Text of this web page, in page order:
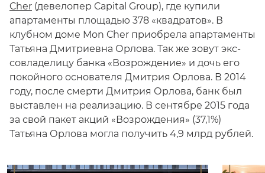
Cher (девелопер Capital Group), где купили
апартаменты площадью 378 «квадратов». В
клубном доме Mon Cher приобрела апартаменты
Татьяна Дмитриевна Орлова. Так же зовут экс-
совладелицу банка «Возрождение» и дочь его
покойного основателя Дмитрия Орлова. В 2014
году, после смерти Дмитрия Орлова, банк был
выставлен на реализацию. В сентябре 2015 года
за свой пакет акций «Возрождения» (37,1%)
Татьяна Орлова могла получить 4,9 млрд рублей.